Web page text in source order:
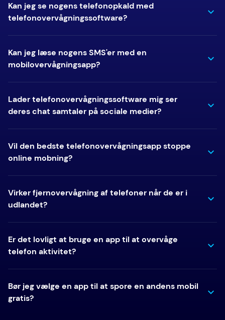
Kan jeg se nogens telefonopkald med
telefonovervågningssoftware?
Kan jeg læse nogens SMS'er med en
mobilovervågningsapp?
Lader telefonovervågningssoftware mig ser
deres chat samtaler på sociale medier?
Vil den bedste telefonovervågningsapp stoppe
online mobning?
Virker fjernovervågning af telefoner når de er i
udlandet?
Er det lovligt at bruge en app til at overvåge
telefon aktivitet?
Bør jeg vælge en app til at spore en andens mobil
gratis?